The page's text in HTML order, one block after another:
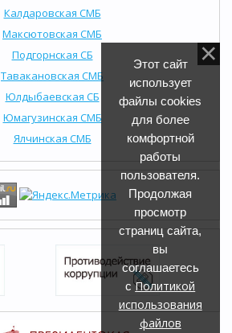
Калдаровская СМБ
Максютовская СМБ
Подгорнская СБ
Тавакановская СМБ
Юлдыбаевская СБ
Юмагузинская СМБ
Ялчинская СМБ
Этот сайт
использует
файлы cookies
для более
комфортной
работы
пользователя.
Продолжая
просмотр
страниц сайта,
вы
соглашаетесь
сПолитикой
использования
файлов